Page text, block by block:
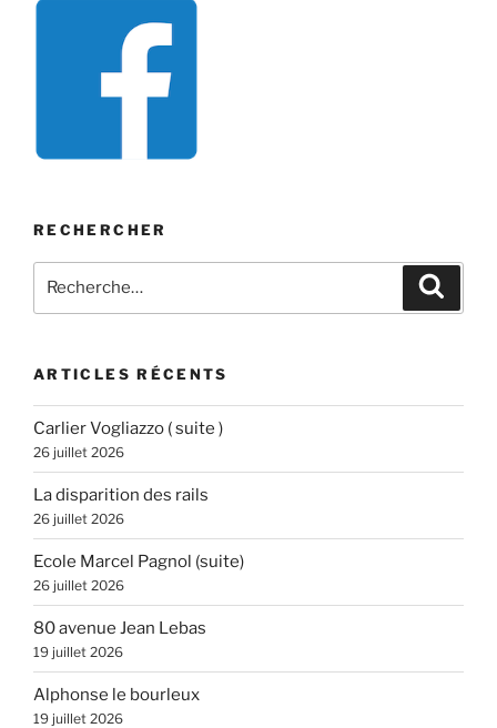
RECHERCHER
pour
ARTICLES RÉCENTS
Carlier Vogliazzo ( suite )
26 juillet 2026
La disparition des rails
26 juillet 2026
Ecole Marcel Pagnol (suite)
26 juillet 2026
80 avenue Jean Lebas
19 juillet 2026
Alphonse le bourleux
19 juillet 2026